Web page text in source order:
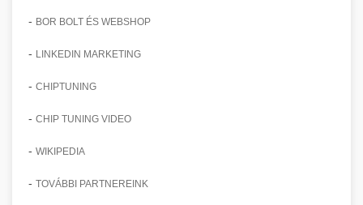
- BOR BOLT ÉS WEBSHOP
- LINKEDIN MARKETING
- CHIPTUNING
- CHIP TUNING VIDEO
- WIKIPEDIA
- TOVÁBBI PARTNEREINK